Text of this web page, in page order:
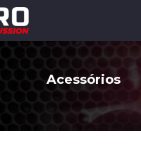
Acessórios